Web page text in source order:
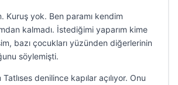
Kuruş yok. Ben paramı kendim
kalmadı. İstediğimi yaparım kime
bazı çocukları yüzünden diğerlerinin
söylemişti.
Tatlıses denilince kapılar açılıyor. Onu